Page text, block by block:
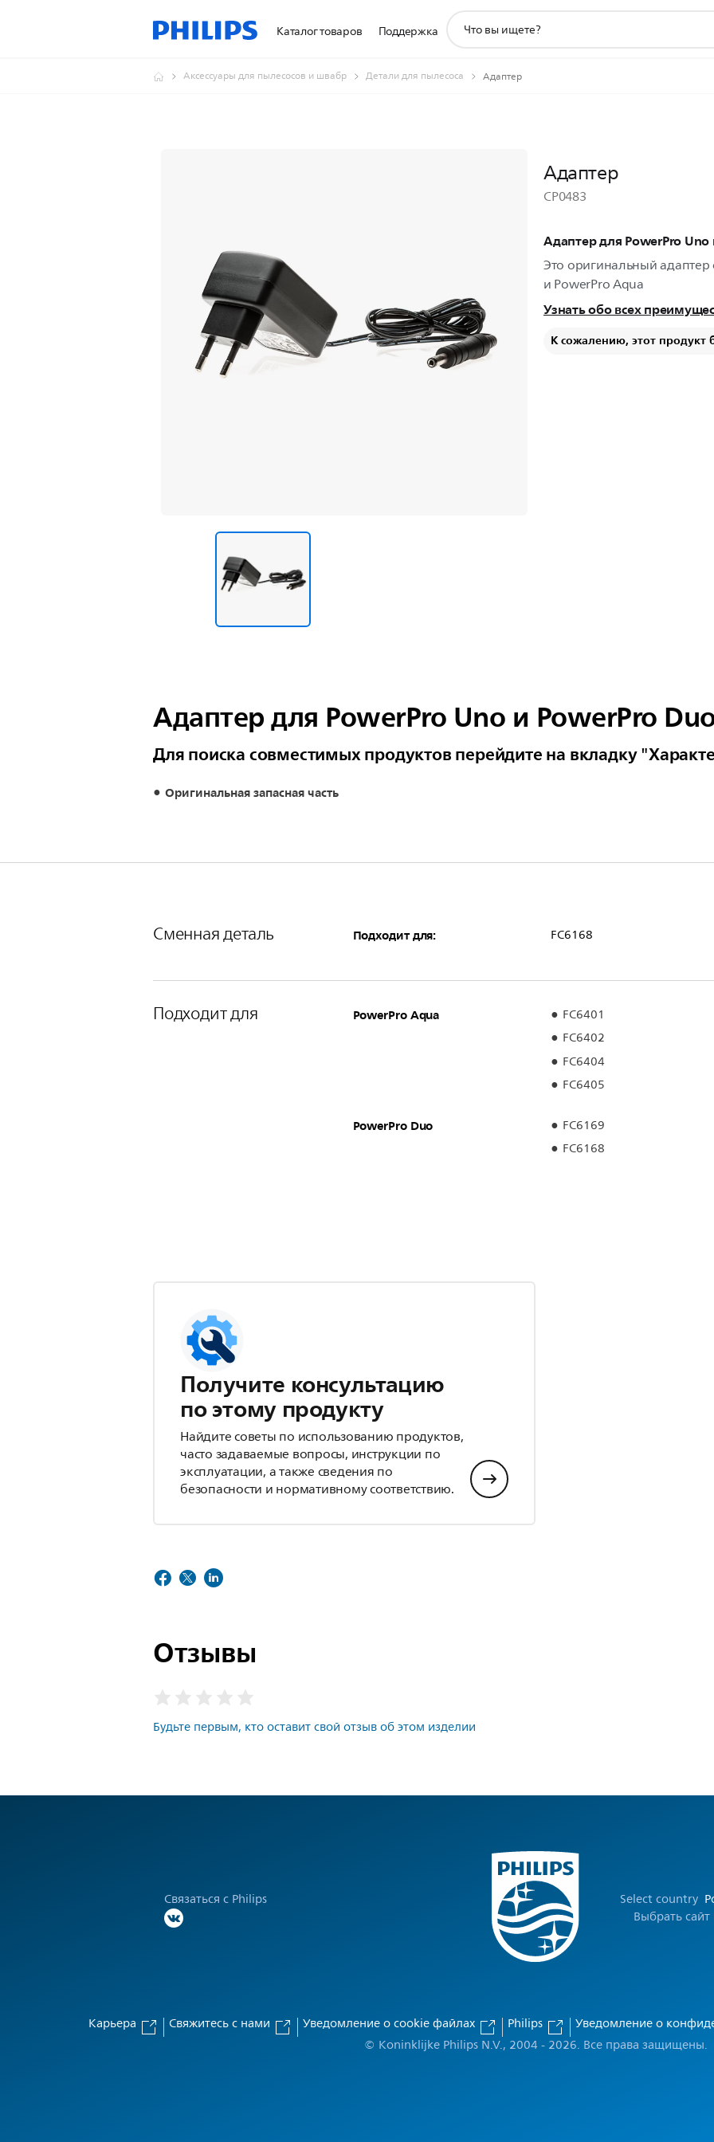
Каталог товаров Поддержка
поддержки
Аксессуары для пылесосов и швабр Детали для пылесоса Адаптер
Адаптер
CP0483
Адаптер для PowerPro
Это оригинальный
и PowerPro Aqua
Узнать обо всех
К сожалению, этот продукт
Адаптер для PowerPro Uno и PowerPro
Для поиска совместимых продуктов перейдите на вкладку
Оригинальная запасная часть
Сменная деталь Подходит для: FC6168
Подходит для PowerPro Aqua
FC6401
FC6402
FC6404
FC6405
PowerPro Duo
FC6169
FC6168
Получите консультацию
по этому продукту
Найдите советы по использованию продуктов,
часто задаваемые вопросы, инструкции по
эксплуатации, а также сведения по
безопасности и нормативному соответствию.
Отзывы
Будьте первым, кто оставит свой отзыв об этом изделии
Связаться с Philips Select country
Выбрать сайт
Карьера Свяжитесь с нами Уведомление о cookie файлах Philips Уведомление о
© Koninklijke Philips N.V., 2004 - 2026. Все права защищены.